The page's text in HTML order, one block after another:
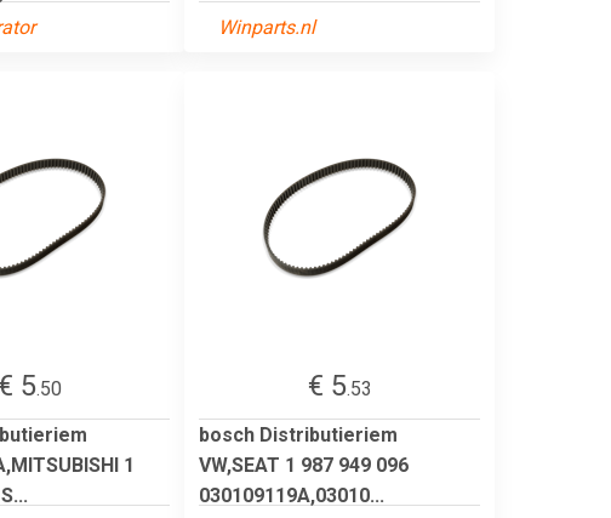
Winparts.nl
€ 5.50
1
€ 5.53
bosch Distributieriem
VW,SEAT 1 987 949 096
030109119A,03010...